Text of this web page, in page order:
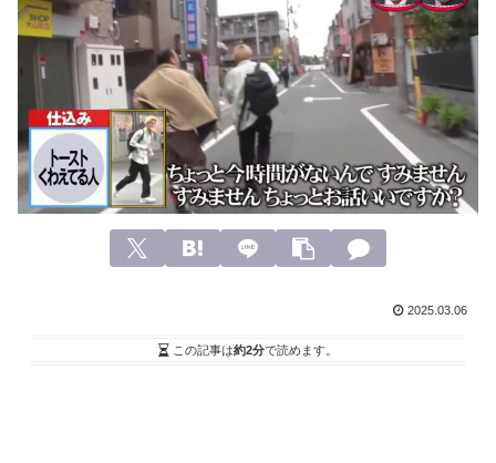
2025.03.06
この記事は約2分で読めます。